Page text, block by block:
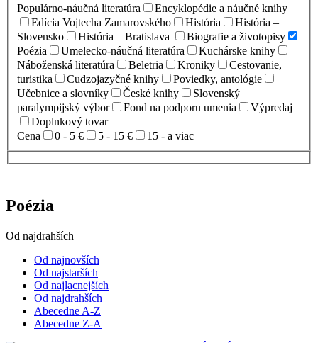
Populárno-náučná literatúra
Encyklopédie a náučné knihy
Edícia Vojtecha Zamarovského
História
História –
Slovensko
História – Bratislava
Biografie a životopisy
Poézia
Umelecko-náučná literatúra
Kuchárske knihy
Náboženská literatúra
Beletria Kroniky
Cestovanie,
turistika
Cudzojazyčné knihy
Poviedky, antológie
Učebnice a slovníky
České knihy
Slovenský
paralympijský výbor
Fond na podporu umenia
Výpredaj
Doplnkový tovar
Cena
0 - 5 € 5 - 15 € 15 - a viac
Poézia
Od najdrahších
Od najnovších
Od najstarších
Od najlacnejších
Od najdrahších
Abecedne A-Z
Abecedne Z-A